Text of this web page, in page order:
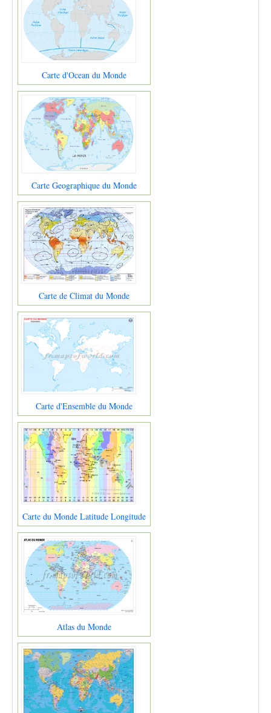
Carte d'Ocean du Monde
Carte Geographique du Monde
Carte de Climat du Monde
Carte d'Ensemble du Monde
Carte du Monde Latitude Longitude
Atlas du Monde